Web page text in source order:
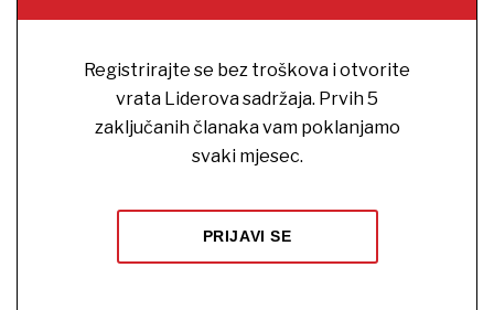
Registrirajte se bez troškova i otvorite
vrata Liderova sadržaja. Prvih 5
zaključanih članaka vam poklanjamo
svaki mjesec.
PRIJAVI SE